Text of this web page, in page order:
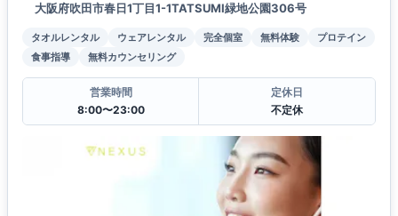
大阪府吹田市春日1丁目1-1TATSUMI緑地公園306号
タオルレンタル ウェアレンタル 完全個室 無料体験
プロテイン
食事指導
無料カウンセリング
営業時間
8:00〜23:00
定休日
不定休